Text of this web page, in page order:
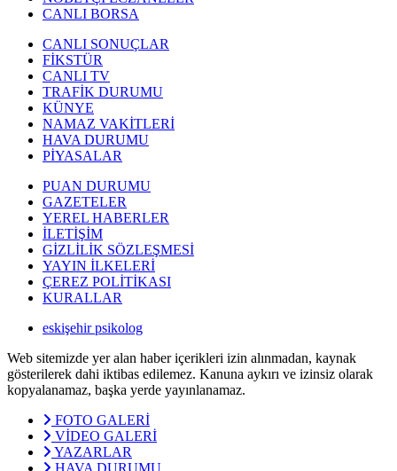
CANLI BORSA
CANLI SONUÇLAR
FİKSTÜR
CANLI TV
TRAFİK DURUMU
KÜNYE
NAMAZ VAKİTLERİ
HAVA DURUMU
PİYASALAR
PUAN DURUMU
GAZETELER
YEREL HABERLER
İLETİŞİM
GİZLİLİK SÖZLEŞMESİ
YAYIN İLKELERİ
ÇEREZ POLİTİKASI
KURALLAR
eskişehir psikolog
Web sitemizde yer alan haber içerikleri izin alınmadan, kaynak
gösterilerek dahi iktibas edilemez. Kanuna aykırı ve izinsiz olarak
kopyalanamaz, başka yerde yayınlanamaz.
FOTO GALERİ
VİDEO GALERİ
YAZARLAR